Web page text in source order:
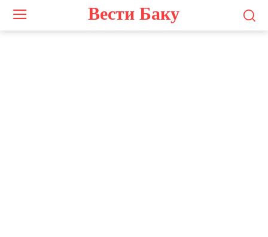
Вести Баку